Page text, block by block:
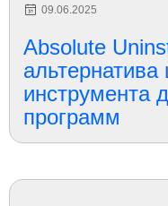
09.06.2025
Absolute
альтернатива
инструмента
программ